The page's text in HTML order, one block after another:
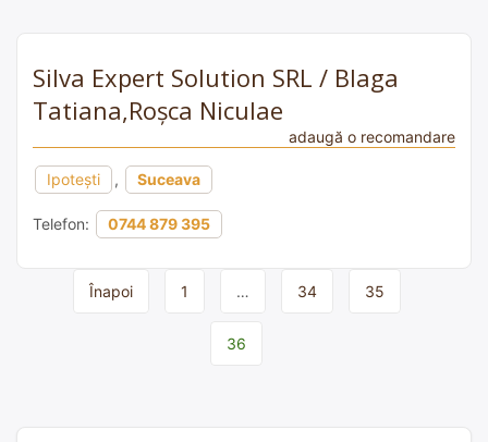
Silva Expert Solution SRL / Blaga
Tatiana,Roșca Niculae
adaugă o recomandare
Ipotești , Suceava
Telefon: 0744 879 395
PageÎnapoi 1 … 34 35
36